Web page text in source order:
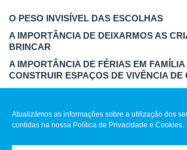
Atualizámos as informações sobre a utilização dos
contidas na nossa Política de Privacidade e Cookies.
O PESO INVISÍVEL DAS ESCOLHAS
A IMPORTÂNCIA DE DEIXARMOS AS
BRINCAR
A IMPORTÂNCIA DE FÉRIAS EM FAMÍLIA
CONSTRUIR ESPAÇOS DE VIVÊNCIA DE
LIBERDADE PARA SER MÃE E PARA